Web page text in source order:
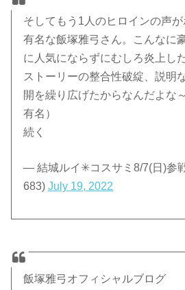
そしてもう1人のヒロインの声
有名な飯塚雅弓さん。こんなに
に人気にならずにむしろ炎上し
ストーリーの整合性破綻、説明
開を繰り広げたからなんだよな
有名）
続く
— 結城ルイ✳︎コスサミ8/7(日)参
683)July 19, 2022
飯塚雅弓オフィシャルブログ